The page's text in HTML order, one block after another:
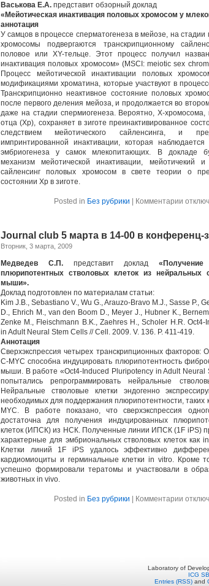
Васькова Е.А. представит обзорный доклад
«Мейотическая инактивация половых хромосом у
аннотация
У самцов в процессе сперматогенеза в мейозе, на
хромосомы подвергаются транскрипционному
половое или XY-тельце. Этот процесс получил
инактивация половых хромосом» (MSCI: meiotic sex
Процесс мейотической инактивации половых
модификациями хроматина, которые участвуют в
Транскрипционно неактивное состояние половых
после первого деления мейоза, и продолжается во
даже на стадии спермиогенеза. Вероятно, Х-
отца (Хр), сохраняет в зиготе преинактивированное
следствием мейотического сайленсинга, и
импринтированной инактивации, которая
эмбриогенеза у самок млекопитающих. В докладе
механизм мейотической инактивации, мейотичекий и
сайленсинг половых хромосом в свете теории о
состоянии Хр в зиготе.
Posted in Без рубрики Комментариик
12
14-
00
в
Journal club 5 марта в 14-00 в конференц-
Вторник, 3 марта, 2009
Медведев С.П. представит доклад
плюрипотентных стволовых клеток из нейральных
мыши».
Доклад подготовлен по материалам статьи:
Kim J.B., Sebastiano V., Wu G., Arauzo-Bravo M.J., Sasse P.,
D., Ehrich M., van den Boom D., Meyer J., Hubner K.,
Zenke M., Fleischmann B.K., Zaehres H., Scholer H.R. Oct4-
in Adult Neural Stem Cells // Cell. 2009. V. 136. P. 411-419.
Аннотация
Сверхэкспрессия четырех транскрипционных факторов:
C-MYC способна индуцировать плюрипотентность
мыши. В работе «Oct4-Induced Pluripotency in Adult Neural
попытались репрограммировать нейральные
Нейральные стволовые клетки эндогенно
необходимых для поддержания плюрипотентности, таких
MYC. В работе показано, что сверхэкспрессия
достаточна для получения индуцированных
клеток (ИПСК) из НСК. Полученные линии ИПСК (1F iPS)
характерные для эмбриональных стволовых клеток как
Клетки линий 1F iPS удалось эффективно
кардиомиоциты и герминальные клетки in vitro. Кроме
успешно формировали тератомы и участвовали в
животных in vivo.
Posted in Без рубрики Комментариик
00
Laboratory of
ICG
Entries (RSS) and